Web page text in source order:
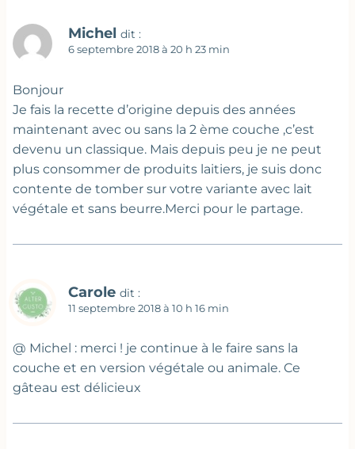
Michel dit :
6 septembre 2018 à 20 h 23 min
Bonjour
Je fais la recette d’origine depuis des années
maintenant avec ou sans la 2 ème couche ,c’est
devenu un classique. Mais depuis peu je ne peut
plus consommer de produits laitiers, je suis donc
contente de tomber sur votre variante avec lait
végétale et sans beurre.Merci pour le partage.
Carole dit :
11 septembre 2018 à 10 h 16 min
@ Michel : merci ! je continue à le faire sans la
couche et en version végétale ou animale. Ce
gâteau est délicieux